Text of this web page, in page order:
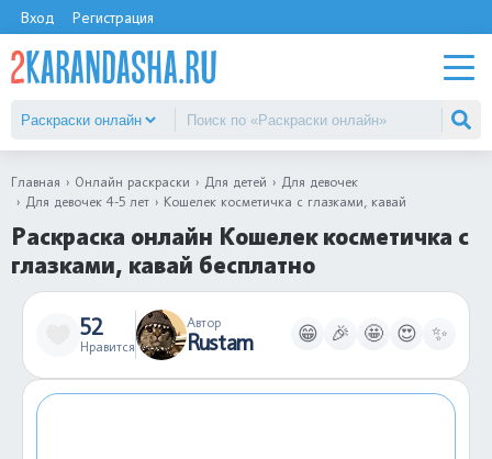
Вход Регистрация
Главная Онлайн раскраски Для детей
Для девочек
Для девочек 4-5 лет
Кошелек косметичка с глазками, кавай
Раскраска онлайн Кошелек косметичка с
глазками, кавай бесплатно
52
Нравится
Автор
Rustam 😁 🎉 🤩 😍 ✨